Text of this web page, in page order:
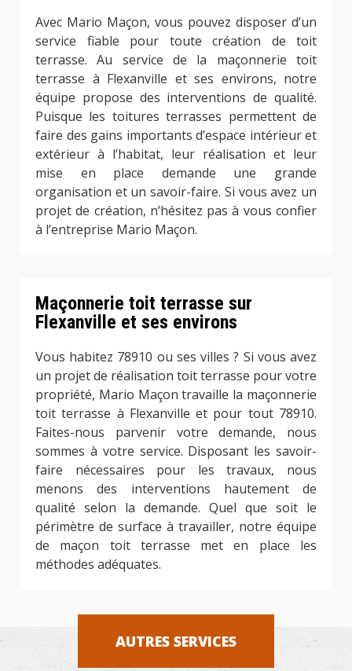
Avec Mario Maçon, vous pouvez disposer d’un
service fiable pour toute création de toit
terrasse. Au service de la maçonnerie toit
terrasse à Flexanville et ses environs, notre
équipe propose des interventions de qualité.
Puisque les toitures terrasses permettent de
faire des gains importants d’espace intérieur et
extérieur à l’habitat, leur réalisation et leur
mise en place demande une grande
organisation et un savoir-faire. Si vous avez un
projet de création, n’hésitez pas à vous confier
à l’entreprise Mario Maçon.
Maçonnerie toit terrasse sur
Flexanville et ses environs
Vous habitez 78910 ou ses villes ? Si vous avez
un projet de réalisation toit terrasse pour votre
propriété, Mario Maçon travaille la maçonnerie
toit terrasse à Flexanville et pour tout 78910.
Faites-nous parvenir votre demande, nous
sommes à votre service. Disposant les savoir-
faire nécessaires pour les travaux, nous
menons des interventions hautement de
qualité selon la demande. Quel que soit le
périmètre de surface à travailler, notre équipe
de maçon toit terrasse met en place les
méthodes adéquates.
AUTRES SERVICES